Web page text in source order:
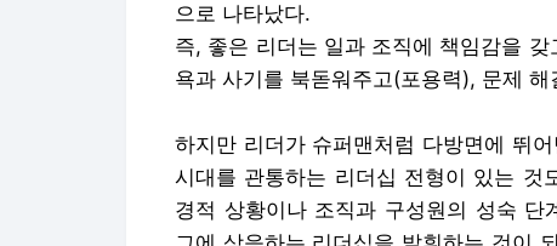
으로 나타났다.
즉, 좋은 리더는 일과 조직에 책임감을
욕과 사기를 북돋워주고(포용력), 문제
하지만 리더가 슈퍼맨처럼 다방면에 뛰
시대를 관통하는 리더십 전형이 있는 것
경적 상황이나 조직과 구성원의 성숙